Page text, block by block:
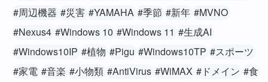
#周辺機器 #災害 #YAMAHA #季節 #新年 #MVNO
#Nexus4 #Windows 10 #Windows 11 #生成AI
#Windows10IP #植物 #Pigu #Windows10TP #スポーツ
#家電 #音楽 #小物類 #AntiVirus #WiMAX #ドメイン #食